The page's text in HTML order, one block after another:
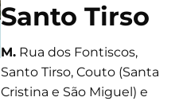
Santo Tirso
M. Rua dos Fontiscos,
Santo Tirso, Couto (Santa
Cristina e São Miguel) e